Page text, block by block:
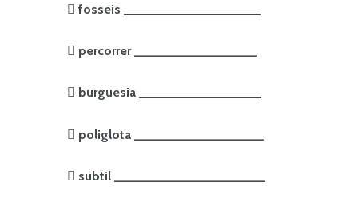
 fosseis ___________________
 percorrer _________________
 burguesia _________________
 poliglota __________________
 subtil _____________________